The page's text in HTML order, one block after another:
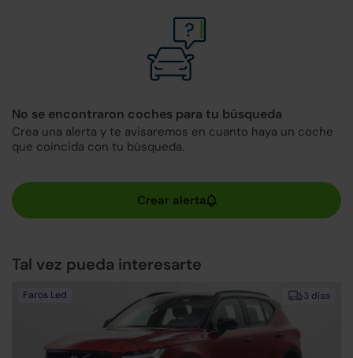
No se encontraron coches para tu búsqueda
Crea una alerta y te avisaremos en cuanto haya un coche
que coincida con tu búsqueda.
Tal vez pueda interesarte
3 días
Faros Led